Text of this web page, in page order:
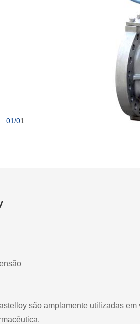
01/01
são amplamente utilizadas em